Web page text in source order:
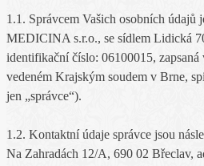
1.1. Správcem Vašich osobních údajů
MEDICINA s.r.o., se sídlem Lidická
identifikační číslo: 06100015,
vedeném Krajským soudem v Brne,
jen „správce“).
1.2. Kontaktní údaje správce jsou
Na Zahradách 12/A, 690 02 Břeclav,